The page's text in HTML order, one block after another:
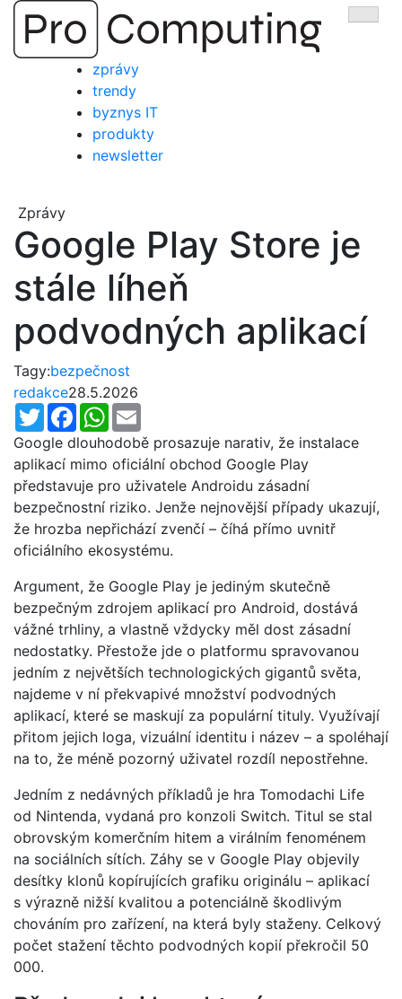
Přejít
obsah
zprávy
trendy
byznys IT
produkty
newsletter
Zprávy
Google Play Store je
stále líheň
podvodných aplikací
Tagy:bezpečnost
redakce28.5.2026
TwitterFacebookWhatsApp
Google dlouhodobě prosazuje narativ, že instalace
aplikací mimo oficiální obchod Google Play
představuje pro uživatele Androidu zásadní
bezpečnostní riziko. Jenže nejnovější případy ukazují,
že hrozba nepřichází zvenčí – číhá přímo uvnitř
oficiálního ekosystému.
Argument, že Google Play je jediným skutečně
bezpečným zdrojem aplikací pro Android, dostává
vážné trhliny, a vlastně vždycky měl dost zásadní
nedostatky. Přestože jde o platformu spravovanou
jedním z největších technologických gigantů světa,
najdeme v ní překvapivé množství podvodných
aplikací, které se maskují za populární tituly. Využívají
přitom jejich loga, vizuální identitu i název – a spoléhají
na to, že méně pozorný uživatel rozdíl nepostřehne.
Jedním z nedávných příkladů je hra Tomodachi Life
od Nintenda, vydaná pro konzoli Switch. Titul se stal
obrovským komerčním hitem a virálním fenoménem
na sociálních sítích. Záhy se v Google Play objevily
desítky klonů kopírujících grafiku originálu – aplikací
s výrazně nižší kvalitou a potenciálně škodlivým
chováním pro zařízení, na která byly staženy. Celkový
počet stažení těchto podvodných kopií překročil 50
000.